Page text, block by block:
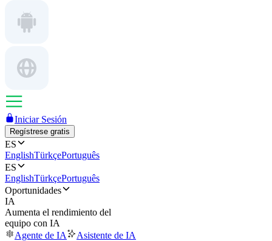
Iniciar Sesión
Regístrese gratis
ES
EnglishTürkçePortuguês
ES
EnglishTürkçePortuguês
Oportunidades
IA
Aumenta el rendimiento del
equipo con IA
Agente de IA
Asistente de IA